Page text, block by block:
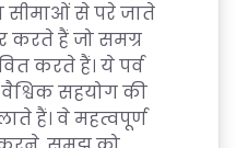
सीमाओं से परे जाते
करते हैं जो समग्र
करते हैं। ये पर्व
सहयोग की
हैं। वे महत्वपूर्ण